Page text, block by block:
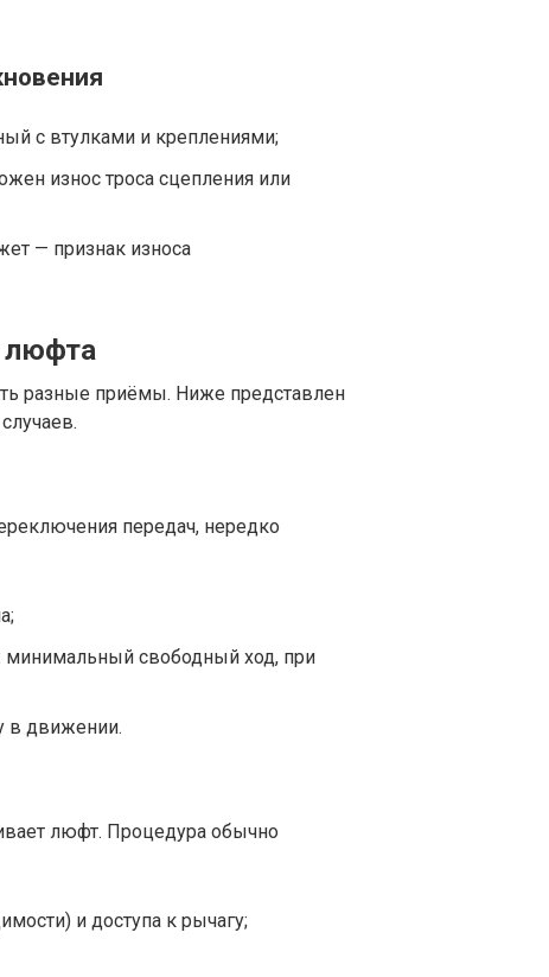
с втулками и креплениями;
износ троса сцепления или
— признак износа
люфта
разные приёмы. Ниже представлен
передач, нередко
минимальный свободный ход, при
в движении.
люфт. Процедура обычно
и доступа к рычагу;